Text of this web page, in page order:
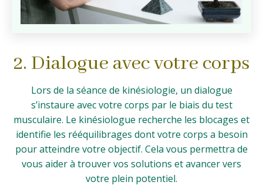
2. Dialogue avec votre corps
Lors de la séance de kinésiologie, un dialogue
s’instaure avec votre corps par le biais du test
musculaire. Le kinésiologue recherche les blocages et
identifie les rééquilibrages dont votre corps a besoin
pour atteindre votre objectif. Cela vous permettra de
vous aider à trouver vos solutions et avancer vers
votre plein potentiel.